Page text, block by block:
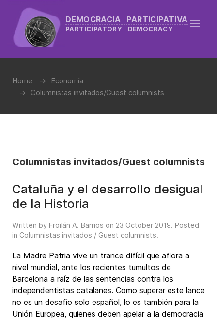
DEMOCRACIA PARTICIPATIVA
PARTICIPATORY DEMOCRACY
Home
Economía
Columnistas invitados/Guest columnists
Columnistas invitados/Guest columnists
Cataluña y el desarrollo desigual
de la Historia
Written by Froilán A. Barrios on 23 October 2019. Posted
in Columnistas invitados / Guest columnists.
La Madre Patria vive un trance difícil que aflora a
nivel mundial, ante los recientes tumultos de
Barcelona a raíz de las sentencias contra los
independentistas catalanes. Como superar este lance
no es un desafío solo español, lo es también para la
Unión Europea, quienes deben apelar a la democracia